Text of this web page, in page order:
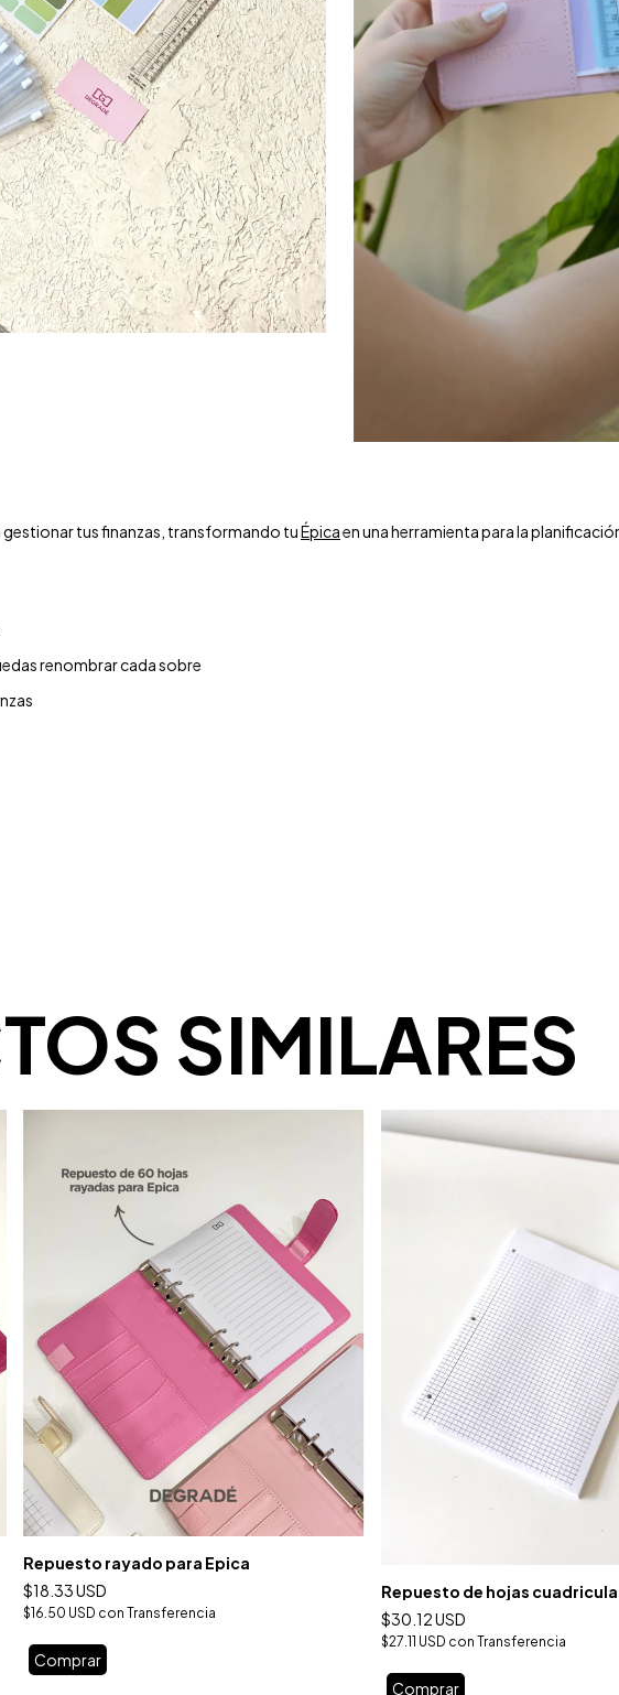
gestionar tus finanzas, transformando tuÉpicaen una herramienta para la
renombrar cada sobre
SIMILARES
Repuesto rayado para Epica
$18.33 USD
$16.50 USD con Transferencia
Repuesto de hojas
$30.12 USD
$27.11 USD con Transferencia